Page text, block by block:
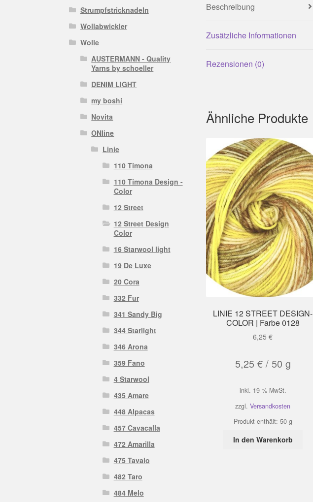
Beschreibung
Zusätzliche Informationen
Rezensionen (0)
Ähnliche Produkte
LINIE 12 STREET DESIGN-
COLOR | Farbe 0128
6,25€
5,25 €/ 50 g
inkl. 19 % MwSt.
zzgl.Versandkosten
Produkt enthält: 50 g
In den Warenkorb
Strumpfstricknadeln
Wollabwickler
Wolle
AUSTERMANN - Quality
Yarns by schoeller
DENIM LIGHT
my boshi
Novita
ONline
Linie
110 Timona
110 Timona Design -
Color
12 Street
12 Street Design
Color
16 Starwool light
19 De Luxe
20 Cora
332 Fur
341 Sandy Big
344 Starlight
346 Arona
359 Fano
4 Starwool
435 Amare
448 Alpacas
457 Cavacalla
472 Amarilla
475 Tavalo
482 Taro
484 Melo